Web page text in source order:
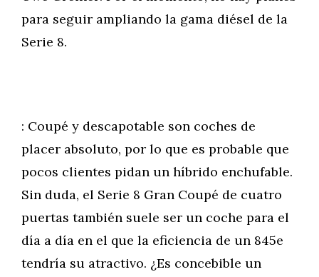
para seguir ampliando la gama diésel de la
Serie 8.
: Coupé y descapotable son coches de
placer absoluto, por lo que es probable que
pocos clientes pidan un híbrido enchufable.
Sin duda, el Serie 8 Gran Coupé de cuatro
puertas también suele ser un coche para el
día a día en el que la eficiencia de un 845e
tendría su atractivo. ¿Es concebible un